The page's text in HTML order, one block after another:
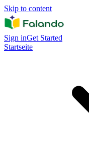
Skip to content
Sign inGet Started
Startseite